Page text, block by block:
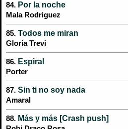
84. Por la noche
Mala Rodriguez
85. Todos me miran
Gloria Trevi
86. Espiral
Porter
87. Sin ti no soy nada
Amaral
88. Más y más [Crash push]